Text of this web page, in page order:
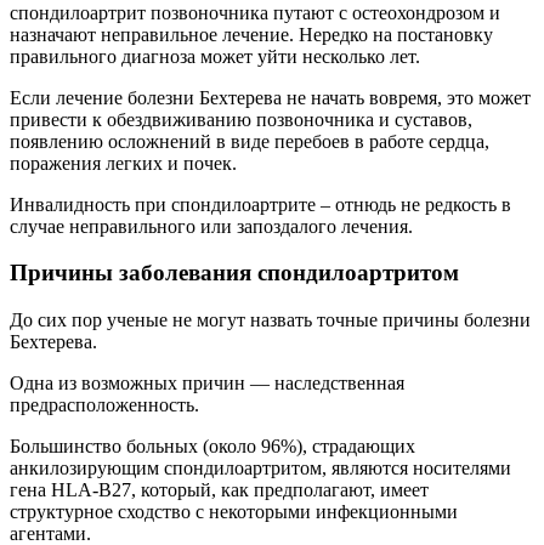
спондилоартрит позвоночника путают с остеохондрозом и
назначают неправильное лечение. Нередко на постановку
правильного диагноза может уйти несколько лет.
Если лечение болезни Бехтерева не начать вовремя, это может
привести к обездвиживанию позвоночника и суставов,
появлению осложнений в виде перебоев в работе сердца,
поражения легких и почек.
Инвалидность при спондилоартрите – отнюдь не редкость в
случае неправильного или запоздалого лечения.
Причины заболевания спондилоартритом
До сих пор ученые не могут назвать точные причины болезни
Бехтерева.
Одна из возможных причин — наследственная
предрасположенность.
Большинство больных (около 96%), страдающих
анкилозирующим спондилоартритом, являются носителями
гена HLA-B27, который, как предполагают, имеет
структурное сходство с некоторыми инфекционными
агентами.